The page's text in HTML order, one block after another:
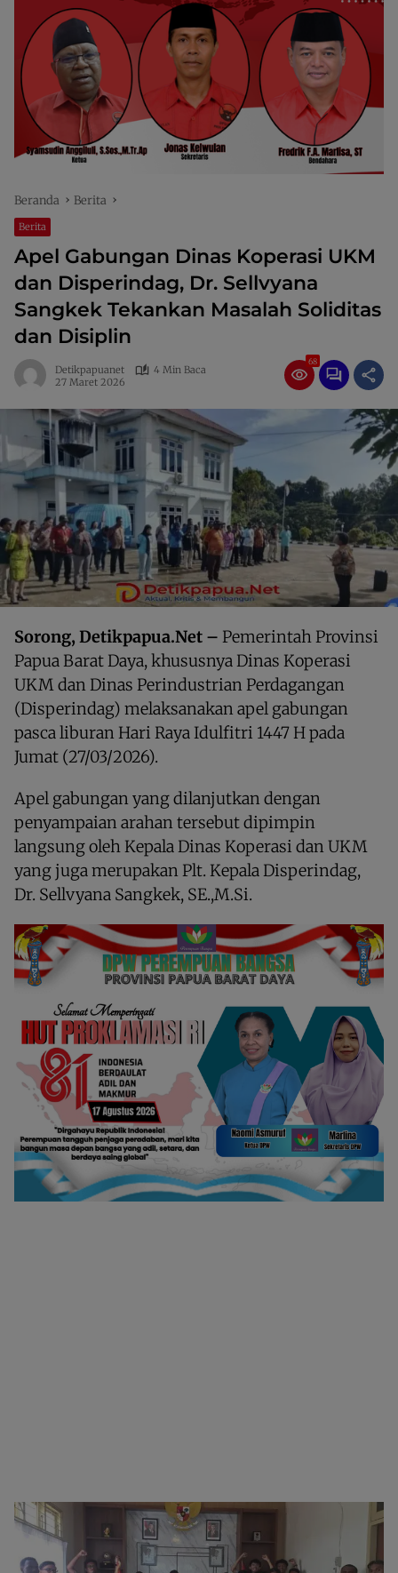
Beranda Berita
Berita
Apel Gabungan Dinas Koperasi UKM
dan Disperindag, Dr. Sellvyana
Sangkek Tekankan Masalah Soliditas
dan Disiplin
Detikpapuanet
4 Min Baca
27 Maret 2026
68
Sorong, Detikpapua.Net – Pemerintah Provinsi
Papua Barat Daya, khususnya Dinas Koperasi
UKM dan Dinas Perindustrian Perdagangan
(Disperindag) melaksanakan apel gabungan
pasca liburan Hari Raya Idulfitri 1447 H pada
Jumat (27/03/2026).
Apel gabungan yang dilanjutkan dengan
penyampaian arahan tersebut dipimpin
langsung oleh Kepala Dinas Koperasi dan UKM
yang juga merupakan Plt. Kepala Disperindag,
Dr. Sellvyana Sangkek, SE.,M.Si.